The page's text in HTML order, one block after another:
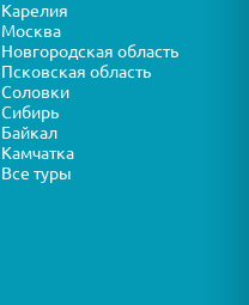
Карелия
Москва
Новгородская область
Псковская область
Соловки
Сибирь
Байкал
Камчатка
Все туры